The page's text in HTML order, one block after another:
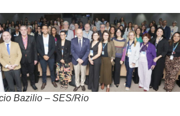
Bazilio – SES/Rio